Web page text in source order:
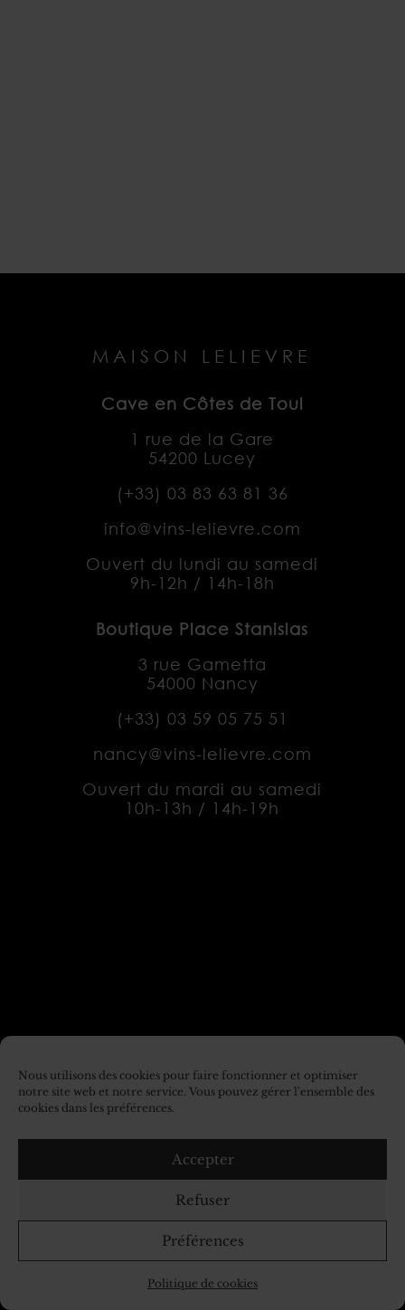
Nous utilisons des cookies pour faire fonctionner et optimiser
notre site web et notre service. Vous pouvez gérer l'ensemble des
cookies dans les préférences.
Accepter
Refuser
Préférences
Politique de cookies
MAISON LELIEVRE
Cave en Côtes de Toul
1 rue de la Gare
54200 Lucey
(+33) 03 83 63 81 36
info@vins-lelievre.com
Ouvert du lundi au samedi
9h-12h / 14h-18h
Boutique Place Stanislas
3 rue Gametta
54000 Nancy
(+33) 03 59 05 75 51
nancy@vins-lelievre.com
Ouvert du mardi au samedi
10h-13h / 14h-19h